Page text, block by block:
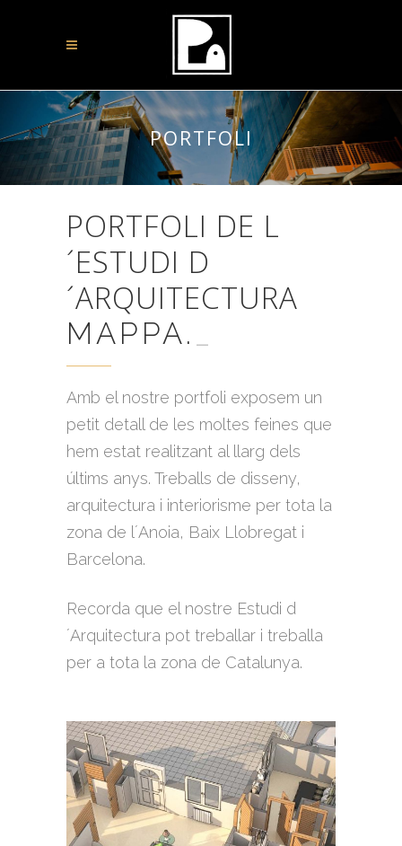
PORTFOLI
PORTFOLI DE L
´ESTUDI D
´ARQUITECTURA
MAPPA.CA
Amb el nostre portfoli exposem un
petit detall de les moltes feines que
hem estat realitzant al llarg dels
últims anys. Treballs de disseny,
arquitectura i interiorisme per tota la
zona de l´Anoia, Baix Llobregat i
Barcelona.
Recorda que el nostre Estudi d
´Arquitectura pot treballar i treballa
per a tota la zona de Catalunya.